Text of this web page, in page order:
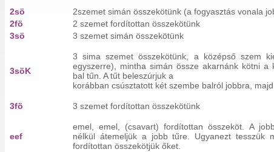
2sö
2szemet simán összekötünk (a fogyasztás vonala
2fö
2 szemet fordítottan összekötünk
3sö
3 szemet simán összekötünk
3söK
3 sima szemet összekötünk, a középső szem
egyszerre), mintha simán össze akarnánk kötni
bal tűn. A tűt beleszúrjuk a
korábban csúsztatott két szembe balról jobbra,
3fö 3 szemet fordítottan összekötünk
eef
emel, emel, (csavart) fordítottan összeköt. A
nélkül átemeljük a jobb tűre. Ugyanezt tesszük
fordítottan összekötjük őket.